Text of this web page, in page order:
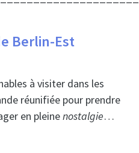
Berlin-Est
à visiter dans les
réunifiée pour prendre
en pleinenostalgie…